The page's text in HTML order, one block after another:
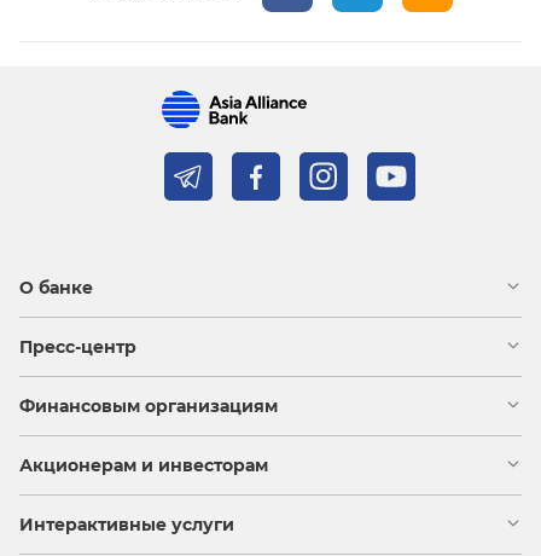
О банке
Пресс-центр
Финансовым организациям
Акционерам и инвесторам
Интерактивные услуги